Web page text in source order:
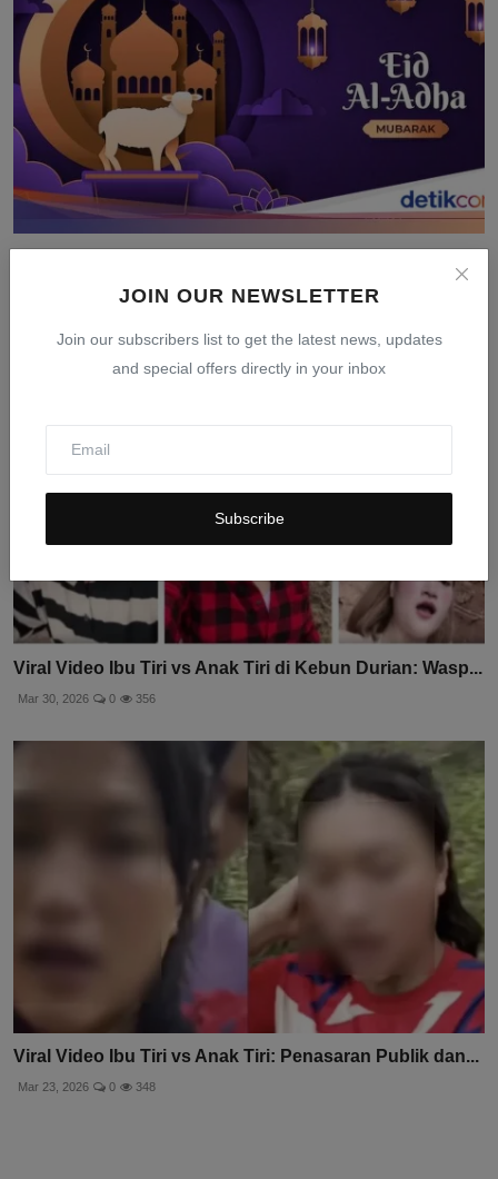
JOIN OUR NEWSLETTER
Join our subscribers list to get the latest news, updates
and special offers directly in your inbox
Subscribe
Viral Video Ibu Tiri vs Anak Tiri di Kebun Durian: Wasp...
Mar 30, 2026 0 356
Viral Video Ibu Tiri vs Anak Tiri: Penasaran Publik dan...
Mar 23, 2026 0 348